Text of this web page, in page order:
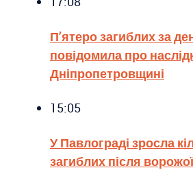
П’ятеро загиблих за
повідомила про
Дніпропетровщині
15:05
У Павлограді зросла
загиблих після